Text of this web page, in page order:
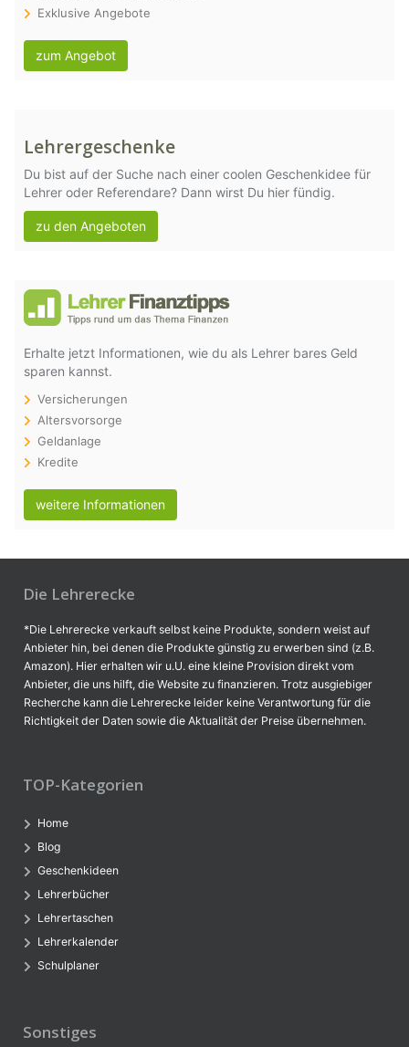
Exklusive Angebote
zum Angebot
Lehrergeschenke
Du bist auf der Suche nach einer coolen Geschenkidee für
Lehrer oder Referendare? Dann wirst Du hier fündig.
zu den Angeboten
Erhalte jetzt Informationen, wie du als Lehrer bares Geld
sparen kannst.
Versicherungen
Altersvorsorge
Geldanlage
Kredite
weitere Informationen
Die Lehrerecke
*Die Lehrerecke verkauft selbst keine Produkte, sondern weist auf
Anbieter hin, bei denen die Produkte günstig zu erwerben sind (z.B.
Amazon). Hier erhalten wir u.U. eine kleine Provision direkt vom
Anbieter, die uns hilft, die Website zu finanzieren. Trotz ausgiebiger
Recherche kann die Lehrerecke leider keine Verantwortung für die
Richtigkeit der Daten sowie die Aktualität der Preise übernehmen.
TOP-Kategorien
Home
Blog
Geschenkideen
Lehrerbücher
Lehrertaschen
Lehrerkalender
Schulplaner
Sonstiges